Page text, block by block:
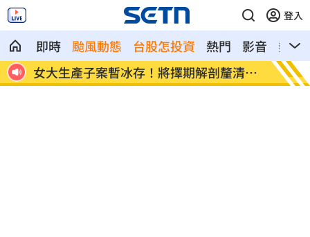
登入
即時 颱風動態 台股怎投資 熱門 影音
熱搜
死
姜厚任女友背景遭疑！他證實是真台大畢
業
變態